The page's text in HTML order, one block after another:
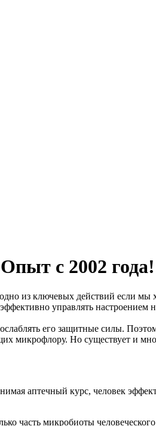
с 2002 года!
из ключевых действий если мы
управлять настроением
его защитные силы.
микрофлору. Но существует и
аптечный курс, человек
часть микробиоты